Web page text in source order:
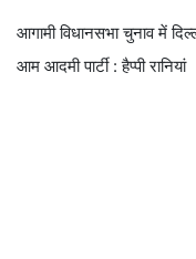
आगामी विधानसभा चुनाव में
आम आदमी पार्टी : हैप्पी रानियां